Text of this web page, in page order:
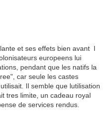
et ses effets bien avant l
europeens lui
pendant que les natifs la
car seule les castes
Il semble que lutilisation
tres limite, un cadeau royal
de services rendus.